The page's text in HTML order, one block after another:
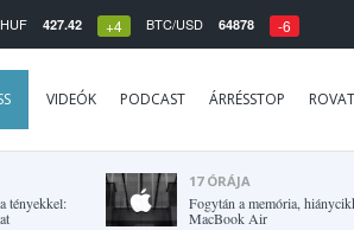
427.42 +4 BTC/USD 64878 -6
VIDEÓK PODCAST ÁRRÉSSTOP
tényekkel:
17 ÓRÁJA
Fogytán a memória,
MacBook Air